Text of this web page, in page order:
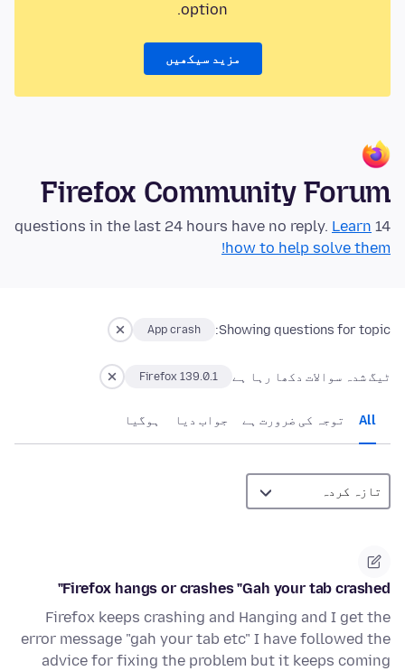
option.
مزید سیکھیں
Firefox Community Forum
14 questions in the last 24 hours have no reply.
Learn
how to help solve them!
Showing questions for topic:
App crash
ٹیگ شدہ سوالات دکھا رہا ہے Firefox 139.0.1
All توجہ کی ضرورت ہے جواب دیا ہوگيا
Firefox hangs or crashes "Gah your tab crashed"
Firefox keeps crashing and Hanging and I get the
error message "gah your tab etc" I have followed the
advice for fixing the problem but it keeps coming